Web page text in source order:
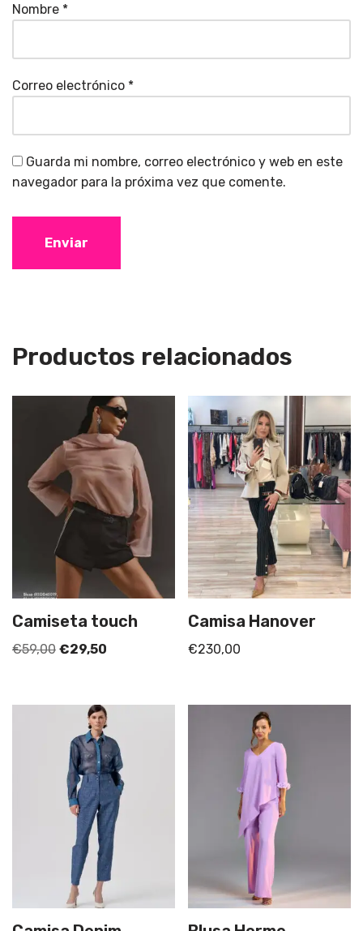
Nombre *
Correo electrónico *
Guarda mi nombre, correo electrónico y web en este
navegador para la próxima vez que comente.
Productos relacionados
Camiseta touch
€59,00 €29,50
Camisa Hanover
€230,00